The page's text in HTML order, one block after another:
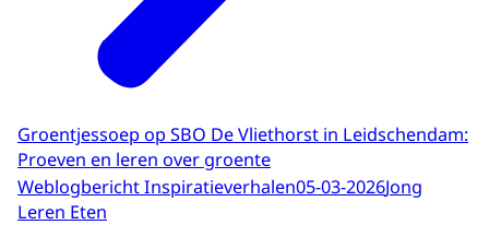
Groentjessoep op SBO De Vliethorst in Leidschendam:
Proeven en leren over groente
Weblogbericht Inspiratieverhalen05-03-2026Jong
Leren Eten